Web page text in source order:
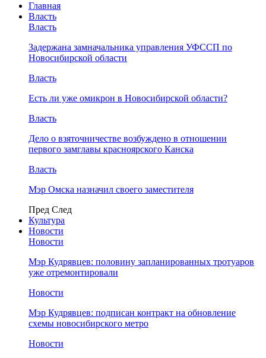
Главная
Власть
Власть
Задержана замначальника управления УФССП по
Новосибирской области
Власть
Есть ли уже омикрон в Новосибирской области?
Власть
Дело о взяточничестве возбуждено в отношении
первого замглавы красноярского Канска
Власть
Мэр Омска назначил своего заместителя
Пред След
Культура
Новости
Новости
Мэр Кудрявцев: половину запланированных тротуаров
уже отремонтировали
Новости
Мэр Кудрявцев: подписан контракт на обновление
схемы новосибирского метро
Новости